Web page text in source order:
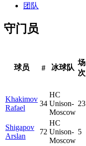
团队
守门员
球员 # 冰球队
场
次
Khakimov
Rafael
34
HC
Unison-
Moscow
23
Shigapov
Arslan
72
HC
Unison-
Moscow
5